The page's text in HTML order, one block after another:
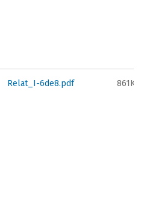
Relat_I-6de8.pdf 861KB